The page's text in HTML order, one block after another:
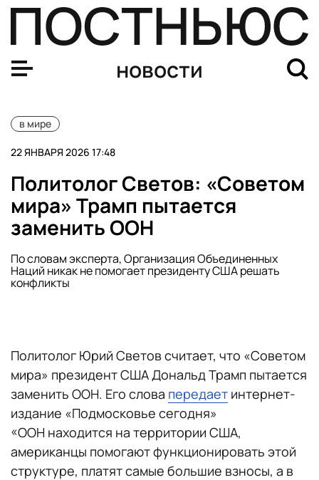
новости
в мире
22 ЯНВАРЯ 2026 17:48
Политолог Светов: «Советом
мира» Трамп пытается
заменить ООН
По словам эксперта, Организация Объединенных
Наций никак не помогает президенту США решать
конфликты
Политолог Юрий Светов считает, что «Советом
мира» президент США Дональд Трамп пытается
заменить ООН. Его слова передает интернет-
издание «Подмосковье сегодня»
«ООН находится на территории США,
американцы помогают функционировать этой
структуре, платят самые большие взносы, а в
Трамп и лидеры еще 18 стран подписали устав Совета